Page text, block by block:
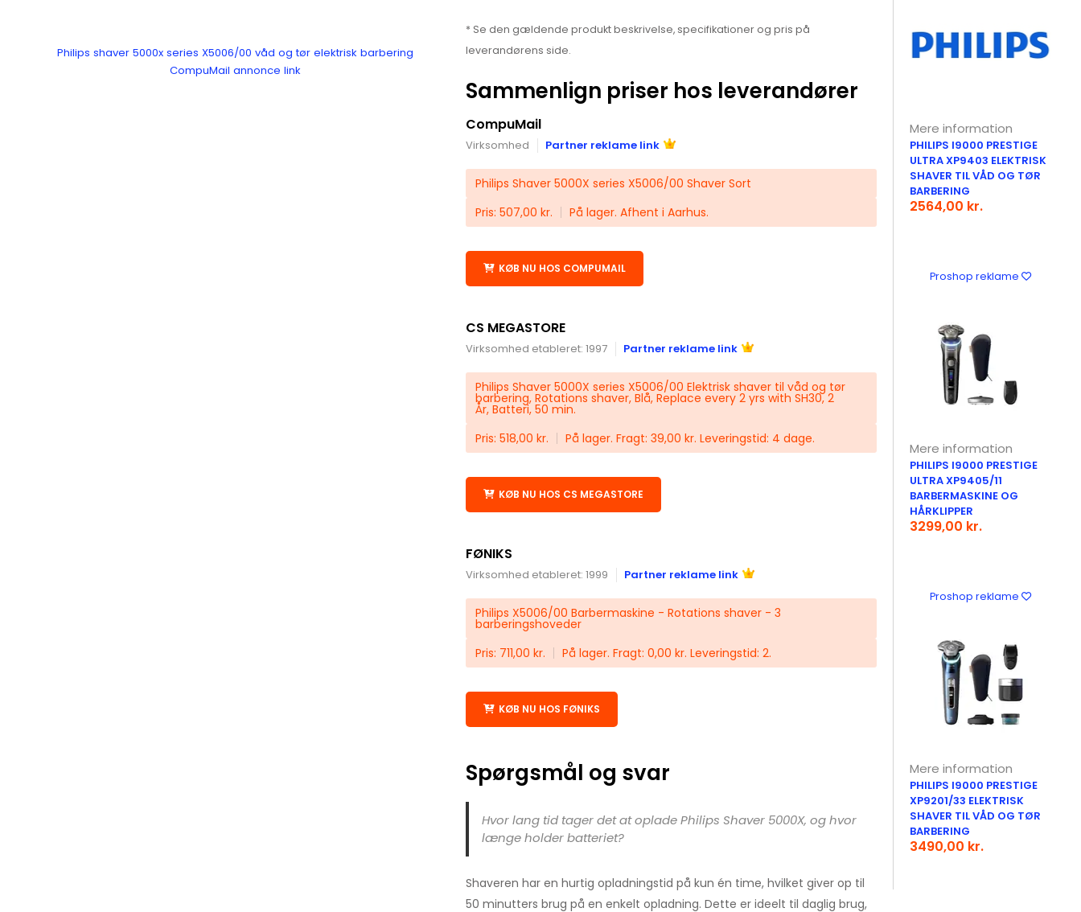
Philips shaver 5000x series X5006/00 våd og tør elektrisk barbering
CompuMail annonce link
* Se den gældende produkt beskrivelse, specifikationer og pris på
leverandørens side.
Sammenlign priser hos leverandører
CompuMail
Virksomhed Partner reklame link
Philips Shaver 5000X series X5006/00 Shaver Sort
Pris: 507,00 kr.
På lager. Afhent i Aarhus.
KØB NU HOS COMPUMAIL
CS MEGASTORE
Virksomhed etableret: 1997 Partner reklame link
Philips Shaver 5000X series X5006/00 Elektrisk shaver til våd og tør
barbering, Rotations shaver, Blå, Replace every 2 yrs with SH30, 2
År, Batteri, 50 min.
Pris: 518,00 kr.
På lager. Fragt: 39,00 kr. Leveringstid: 4 dage.
KØB NU HOS CS MEGASTORE
FØNIKS
Virksomhed etableret: 1999 Partner reklame link
Philips X5006/00 Barbermaskine - Rotations shaver - 3
barberingshoveder
Pris: 711,00 kr.
På lager. Fragt: 0,00 kr. Leveringstid: 2.
KØB NU HOS FØNIKS
Spørgsmål og svar
Hvor lang tid tager det at oplade Philips Shaver 5000X, og hvor
længe holder batteriet?
Shaveren har en hurtig opladningstid på kun én time, hvilket giver op til
50 minutters brug på en enkelt opladning. Dette er ideelt til daglig brug,
Mere information
PHILIPS I9000 PRESTIGE
ULTRA XP9403 ELEKTRISK
SHAVER TIL VÅD OG TØR
BARBERING
2564,00 kr.
Proshop reklame
Mere information
PHILIPS I9000 PRESTIGE
ULTRA XP9405/11
BARBERMASKINE OG
HÅRKLIPPER
3299,00 kr.
Proshop reklame
Mere information
PHILIPS I9000 PRESTIGE
XP9201/33 ELEKTRISK
SHAVER TIL VÅD OG TØR
BARBERING
3490,00 kr.